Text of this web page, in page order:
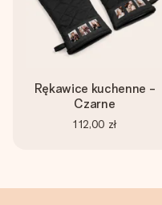
Rękawice kuchenne -
Czarne
112,00 zł